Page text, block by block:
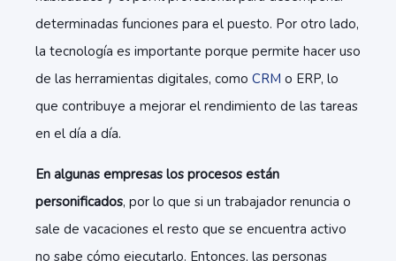
determinadas funciones para el puesto. Por otro lado,
la tecnología es importante porque permite hacer uso
de las herramientas digitales, como CRM o ERP, lo
que contribuye a mejorar el rendimiento de las tareas
en el día a día.
En algunas empresas los procesos están
personificados, por lo que si un trabajador renuncia o
sale de vacaciones el resto que se encuentra activo
no sabe cómo ejecutarlo. Entonces, las personas